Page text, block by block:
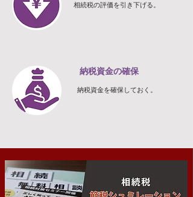
相続税の評価を引き下げる。
納税資金の確保
納税資金を確保しておく。